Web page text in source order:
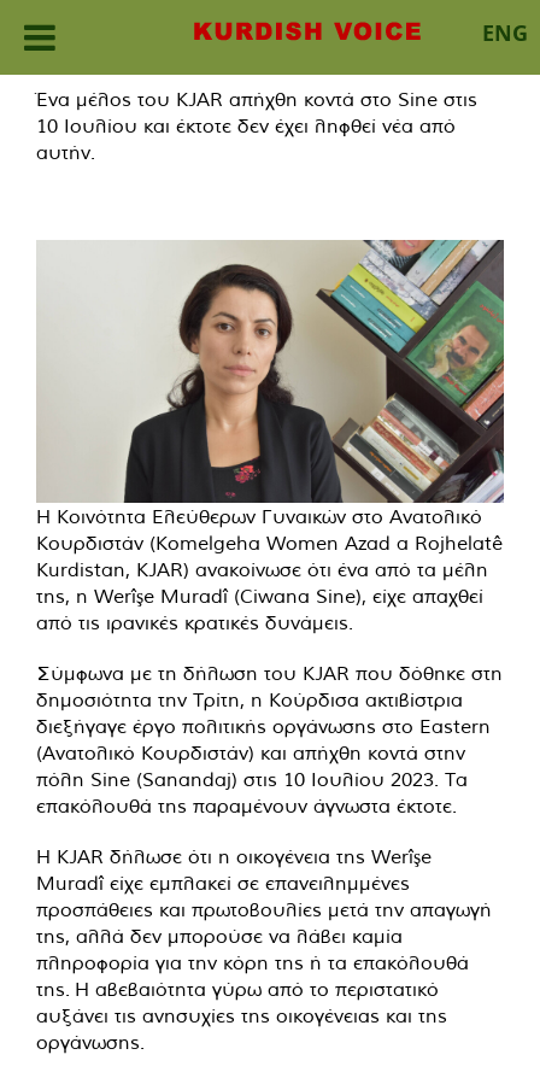
ENG
content
Ένα μέλος του KJAR απήχθη κοντά στο Sine στις
10 Ιουλίου και έκτοτε δεν έχει ληφθεί νέα από
αυτήν.
Η Κοινότητα Ελεύθερων Γυναικών στο Ανατολικό
Κουρδιστάν (Komelgeha Women Azad a Rojhelatê
Kurdistan, KJAR) ανακοίνωσε ότι ένα από τα μέλη
της, η Werîşe Muradî (Ciwana Sine), είχε απαχθεί
από τις ιρανικές κρατικές δυνάμεις.
Σύμφωνα με τη δήλωση του KJAR που δόθηκε στη
δημοσιότητα την Τρίτη, η Κούρδισα ακτιβίστρια
διεξήγαγε έργο πολιτικής οργάνωσης στο Eastern
(Ανατολικό Κουρδιστάν) και απήχθη κοντά στην
πόλη Sine (Sanandaj) στις 10 Ιουλίου 2023. Τα
επακόλουθά της παραμένουν άγνωστα έκτοτε.
Η KJAR δήλωσε ότι η οικογένεια της Werîşe
Muradî είχε εμπλακεί σε επανειλημμένες
προσπάθειες και πρωτοβουλίες μετά την απαγωγή
της, αλλά δεν μπορούσε να λάβει καμία
πληροφορία για την κόρη της ή τα επακόλουθά
της. Η αβεβαιότητα γύρω από το περιστατικό
αυξάνει τις ανησυχίες της οικογένειας και της
οργάνωσης.